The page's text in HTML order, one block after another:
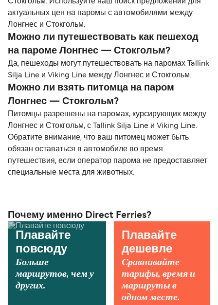
актуальных цен на паромы с автомобилями между
Лонгнес и Стокгольм.
Можно ли путешествовать как пешеход
на пароме Лонгнес — Стокгольм?
Да, пешеходы могут путешествовать на паромах Tallink
Silja Line и Viking Line между Лонгнес и Стокгольм.
Можно ли взять питомца на паром
Лонгнес — Стокгольм?
Питомцы разрешены на паромах, курсирующих между
Лонгнес и Стокгольм, с Tallink Silja Line и Viking Line.
Обратите внимание, что ваш питомец может быть
обязан оставаться в автомобиле во время
путешествия, если оператор парома не предоставляет
специальные места для животных.
Почему именно Direct Ferries?
Плавайте
повсюду
Больше
маршрутов, чем у
других.
Плавайте
дешевле
Сравнивайте
тарифы, время и
маршруты в
одном месте.